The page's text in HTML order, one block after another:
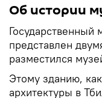
Об истории
представлен
разместился
Этому зданию,
архитектуры в